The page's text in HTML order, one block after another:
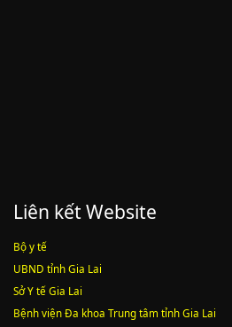
Liên kết Website
Bộ y tế
UBND tỉnh Gia Lai
Sở Y tế Gia Lai
Bệnh viện Đa khoa Trung tâm tỉnh Gia Lai